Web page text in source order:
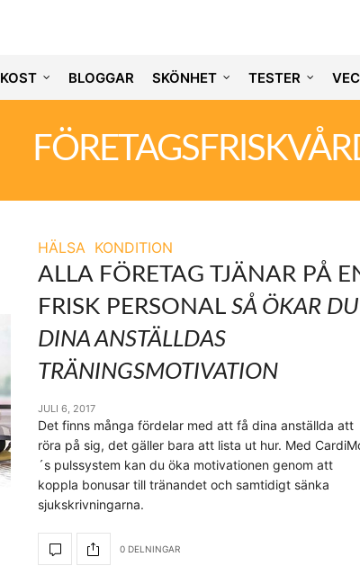
KOST BLOGGAR SKÖNHET TESTER
HÄLSA KONDITION
ALLA FÖRETAG TJÄNAR PÅ
FRISK PERSONAL SÅ ÖKAR DU
DINA ANSTÄLLDAS
TRÄNINGSMOTIVATION
JULI 6, 2017
Det finns många fördelar med att få dina anställda att
röra på sig, det gäller bara att lista ut hur. Med
´s pulssystem kan du öka motivationen genom att
koppla bonusar till tränandet och samtidigt sänka
sjukskrivningarna.
0 DELNINGAR